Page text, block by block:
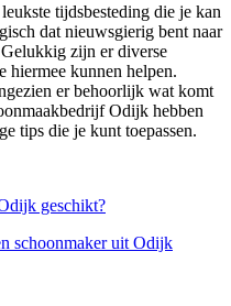
tijdsbesteding die je kan
dat nieuwsgierig bent naar
zijn er diverse
hiermee kunnen helpen.
er behoorlijk wat komt
Odijk hebben
tips die je kunt toepassen.
geschikt?
schoonmaker uit Odijk